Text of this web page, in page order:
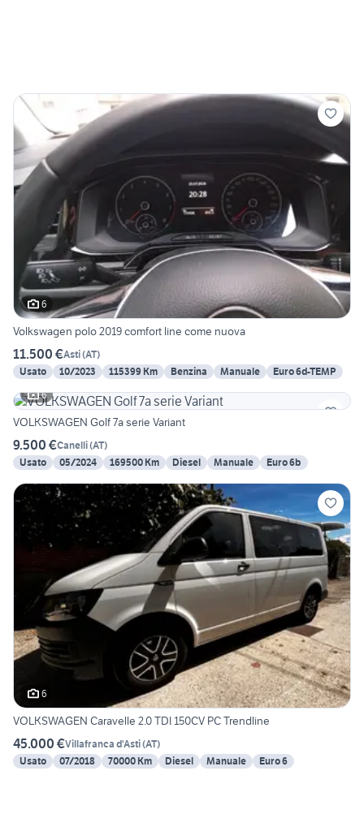
6
Volkswagen polo 2019 comfort line come nuova
11.500 €Asti(AT)
Usato
10/2023 115399 Km Benzina Manuale
Euro 6d-TEMP
6
VOLKSWAGEN Golf 7a serie Variant
9.500 €Canelli(AT)
Usato
05/2024 169500 Km Diesel Manuale Euro 6b
6
VOLKSWAGEN Caravelle 2.0 TDI 150CV PC Trendline
45.000 €Villafranca d'Asti(AT)
Usato
07/2018 70000 Km Diesel Manuale Euro 6